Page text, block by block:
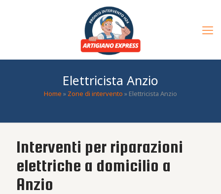
Elettricista Anzio
Home » Zone di intervento » Elettricista Anzio
Interventi per riparazioni
elettriche a domicilio a
Anzio